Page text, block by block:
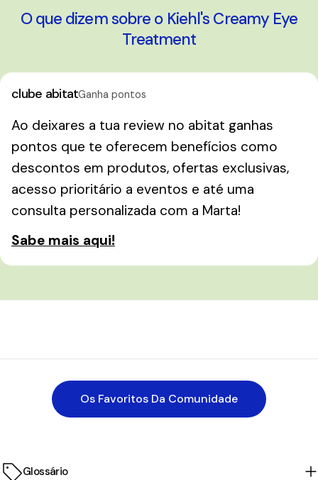
O que dizem sobre o Kiehl's Creamy Eye
Treatment
clube abitatGanha pontos
Ao deixares a tua review no abitat ganhas
pontos que te oferecem benefícios como
descontos em produtos, ofertas exclusivas,
acesso prioritário a eventos e até uma
consulta personalizada com a Marta!
Sabe mais aqui!
Os Favoritos Da Comunidade
Glossário